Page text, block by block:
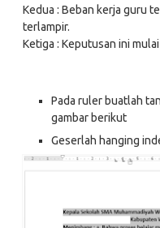
Kedua : Beban kerja guru
terlampir.
Ketiga : Keputusan ini
Pada ruler buatlah
gambar berikut
Geserlah hanging